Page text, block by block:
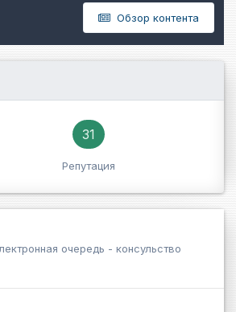
Обзор контента
31
Репутация
очередь - консульство